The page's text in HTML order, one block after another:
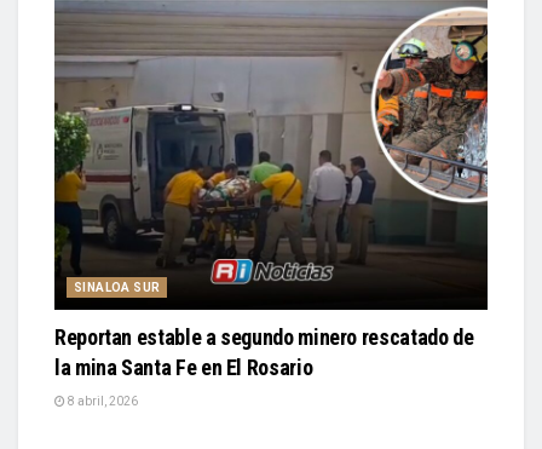
SINALOA SUR
Reportan estable a segundo minero rescatado de
la mina Santa Fe en El Rosario
8 abril, 2026